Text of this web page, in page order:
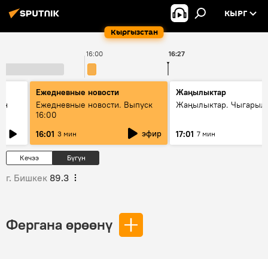
Кыргызстан
КЫРГ
16:00 16:27
Ежедневные новости
Ежедневные новости. Выпуск
16:00
16:01 3 мин эфир
Жаңылыктар
Жаңылыктар.
17:01 7 мин
Кечээ Бүгүн
г. Бишкек 89.3
Фергана өрөөнү